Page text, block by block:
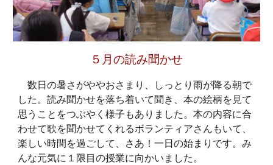
５月の読み聞かせ
数日の暑さがややおさまり、しっとり雨が降る朝で
した。読み聞かせを落ち着いて聞き、本の絵柄を見て
思うことをつぶやく様子もありました。本の内容に合
わせて歌を聞かせてくれるボランティアさんもいて、
楽しい時間を過ごして、さあ！一日の始まりです。み
んな元気に１限目の授業に向かいました。